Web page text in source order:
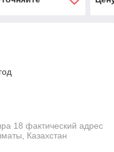
18 фактический адрес
Казахстан